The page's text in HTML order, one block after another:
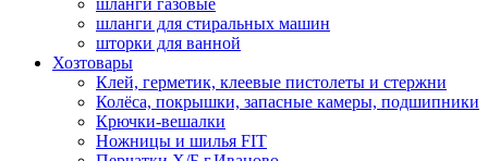
шланги для стиральных машин
шторки для ванной
Хозтовары
Клей, герметик, клеевые пистолеты и стержни
Колёса, покрышки, запасные камеры, подшипники
Крючки-вешалки
Ножницы и шилья FIT